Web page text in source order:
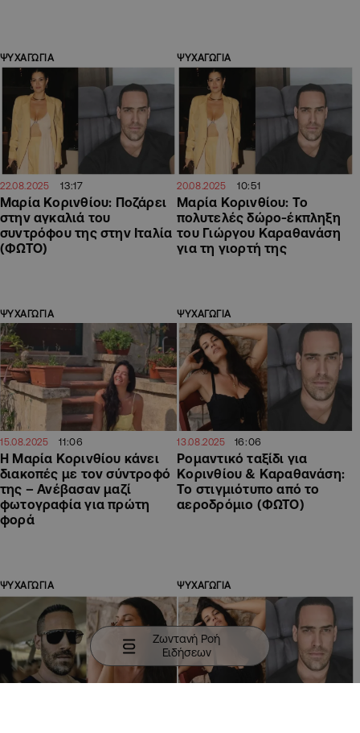
ΨΥΧΑΓΩΓΙΑ
22.08.2025 13:17
Μαρία Κορινθίου: Ποζάρει
στην αγκαλιά του
συντρόφου της στην Ιταλία
(ΦΩΤΟ)
ΨΥΧΑΓΩΓΙΑ
20.08.2025 10:51
Μαρία Κορινθίου: Το
πολυτελές δώρο-έκπληξη
του Γιώργου Καραθανάση
για τη γιορτή της
ΨΥΧΑΓΩΓΙΑ
15.08.2025 11:06
Η Μαρία Κορινθίου κάνει
διακοπές με τον σύντροφό
της – Ανέβασαν μαζί
φωτογραφία για πρώτη
φορά
ΨΥΧΑΓΩΓΙΑ
13.08.2025 16:06
Ρομαντικό ταξίδι για
Κορινθίου & Καραθανάση:
Το στιγμιότυπο από το
αεροδρόμιο (ΦΩΤΟ)
ΨΥΧΑΓΩΓΙΑ ΨΥΧΑΓΩΓΙΑ
Ζωντανή Ροή
Ειδήσεων